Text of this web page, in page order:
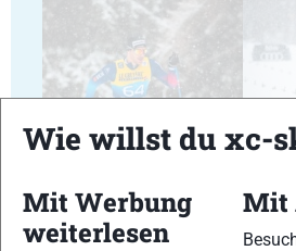
25
Wie willst du xc-
Mit Werbung
weiterlesen
Mit